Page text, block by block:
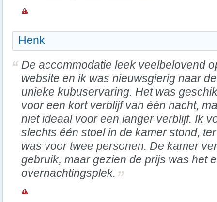
Henk
De accommodatie leek veelbelovend
website en ik was nieuwsgierig naar de
unieke kubuservaring. Het was
voor een kort verblijf van één nacht,
niet ideaal voor een langer verblijf. Ik
slechts één stoel in de kamer stond,
was voor twee personen. De kamer
gebruik, maar gezien de prijs was het
overnachtingsplek.